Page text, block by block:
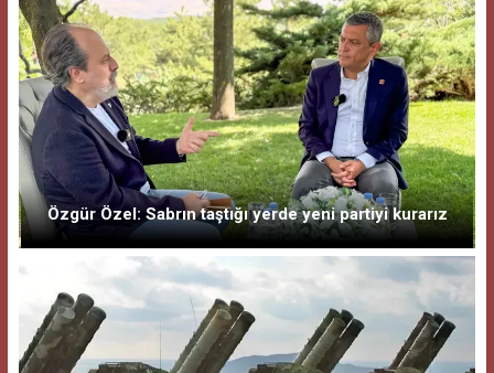
Özgür Özel: Sabrın taştığı yerde yeni partiyi kurarız